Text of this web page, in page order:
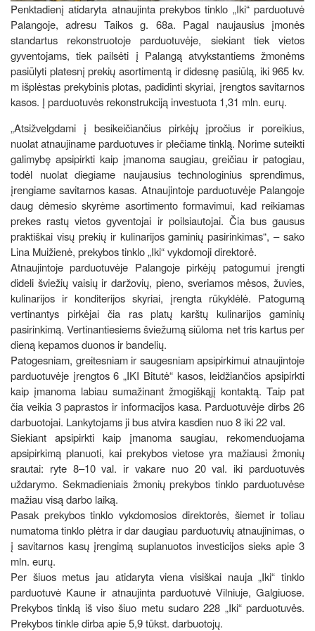
Penktadienį atidaryta atnaujinta prekybos tinklo „Iki“ parduotuvė
Palangoje, adresu Taikos g. 68a. Pagal naujausius įmonės
standartus rekonstruotoje parduotuvėje, siekiant tiek vietos
gyventojams, tiek pailsėti į Palangą atvykstantiems žmonėms
pasiūlyti platesnį prekių asortimentą ir didesnę pasiūlą, iki 965 kv.
m išplėstas prekybinis plotas, padidinti skyriai, įrengtos savitarnos
kasos. Į parduotuvės rekonstrukciją investuota 1,31 mln. eurų.
„Atsižvelgdami į besikeičiančius pirkėjų įpročius ir poreikius,
nuolat atnaujiname parduotuves ir plečiame tinklą. Norime suteikti
galimybę apsipirkti kaip įmanoma saugiau, greičiau ir patogiau,
todėl nuolat diegiame naujausius technologinius sprendimus,
įrengiame savitarnos kasas. Atnaujintoje parduotuvėje Palangoje
daug dėmesio skyrėme asortimento formavimui, kad reikiamas
prekes rastų vietos gyventojai ir poilsiautojai. Čia bus gausus
praktiškai visų prekių ir kulinarijos gaminių pasirinkimas“, – sako
Lina Muižienė, prekybos tinklo „Iki“ vykdomoji direktorė.
Atnaujintoje parduotuvėje Palangoje pirkėjų patogumui įrengti
dideli šviežių vaisių ir daržovių, pieno, sveriamos mėsos, žuvies,
kulinarijos ir konditerijos skyriai, įrengta rūkyklėlė. Patogumą
vertinantys pirkėjai čia ras platų karštų kulinarijos gaminių
pasirinkimą. Vertinantiesiems šviežumą siūloma net tris kartus per
dieną kepamos duonos ir bandelių.
Patogesniam, greitesniam ir saugesniam apsipirkimui atnaujintoje
parduotuvėje įrengtos 6 „IKI Bitutė“ kasos, leidžiančios apsipirkti
kaip įmanoma labiau sumažinant žmogiškąjį kontaktą. Taip pat
čia veikia 3 paprastos ir informacijos kasa. Parduotuvėje dirbs 26
darbuotojai. Lankytojams ji bus atvira kasdien nuo 8 iki 22 val.
Siekiant apsipirkti kaip įmanoma saugiau, rekomenduojama
apsipirkimą planuoti, kai prekybos vietose yra mažiausi žmonių
srautai: ryte 8–10 val. ir vakare nuo 20 val. iki parduotuvės
uždarymo. Sekmadieniais žmonių prekybos tinklo parduotuvėse
mažiau visą darbo laiką.
Pasak prekybos tinklo vykdomosios direktorės, šiemet ir toliau
numatoma tinklo plėtra ir dar daugiau parduotuvių atnaujinimas, o
į savitarnos kasų įrengimą suplanuotos investicijos sieks apie 3
mln. eurų.
Per šiuos metus jau atidaryta viena visiškai nauja „Iki“ tinklo
parduotuvė Kaune ir atnaujinta parduotuvė Vilniuje, Galgiuose.
Prekybos tinklą iš viso šiuo metu sudaro 228 „Iki“ parduotuvės.
Prekybos tinkle dirba apie 5,9 tūkst. darbuotojų.